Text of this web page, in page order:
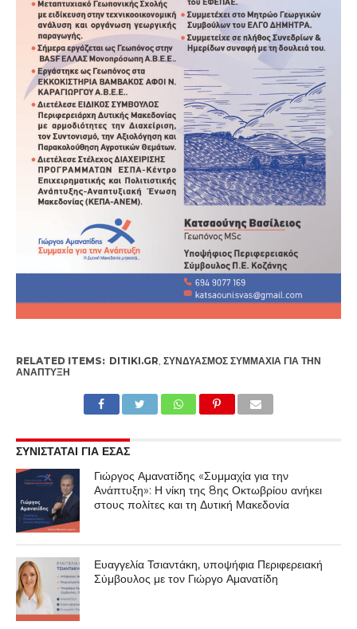
RELATED ITEMS: DITIKI.GR, ΣΥΝΔΥΑΣΜΌΣ ΣΥΜΜΑΧΊΑ ΓΙΑ ΤΗΝ
ΑΝΆΠΤΥΞΗ
ΣΥΝΙΣΤΑΤΑΙ ΓΙΑ ΕΣΑΣ
Γιώργος Αμανατίδης «Συμμαχία για την
Ανάπτυξη»: Η νίκη της 8ης Οκτωβρίου ανήκει
στους πολίτες και τη Δυτική Μακεδονία
Ευαγγελία Τσιαντάκη, υποψήφια Περιφερειακή
Σύμβουλος με τον Γιώργο Αμανατίδη